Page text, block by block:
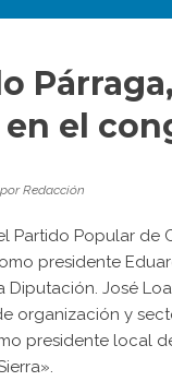
en el
porRedacción
Partido Popular de
presidente
Diputación. José
organización y
presidente local